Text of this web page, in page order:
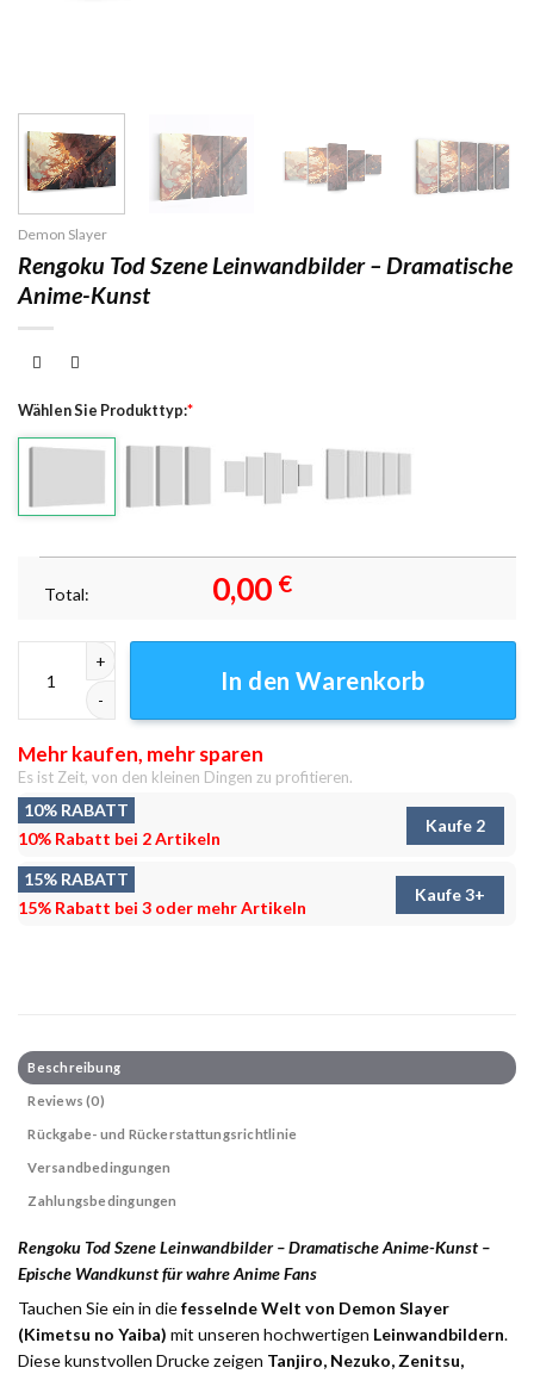
Demon Slayer
Rengoku Tod Szene Leinwandbilder – Dramatische
Anime-Kunst
Wählen Sie Produkttyp:*
Total: 0,00 €
In den Warenkorb
Mehr kaufen, mehr sparen
Es ist Zeit, von den kleinen Dingen zu profitieren.
10% RABATT
10% Rabatt bei 2 Artikeln
Kaufe 2
15% RABATT
15% Rabatt bei 3 oder mehr Artikeln
Kaufe 3+
Beschreibung
Reviews (0)
Rückgabe- und Rückerstattungsrichtlinie
Versandbedingungen
Zahlungsbedingungen
Rengoku Tod Szene Leinwandbilder – Dramatische Anime-Kunst –
Epische Wandkunst für wahre Anime Fans
Tauchen Sie ein in diefesselnde Welt von Demon Slayer
(Kimetsu no Yaiba) mit unseren hochwertigen Leinwandbildern.
Diese kunstvollen Drucke zeigen Tanjiro, Nezuko, Zenitsu,